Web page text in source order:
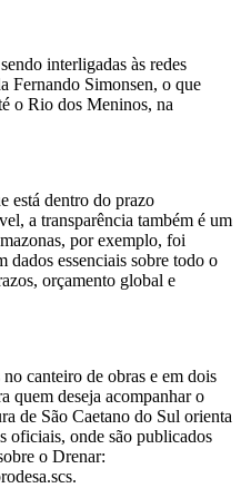
interligadas às redes
Fernando Simonsen, o que
o Rio dos Meninos, na
está dentro do prazo
a transparência também é um
por exemplo, foi
dados essenciais sobre todo o
orçamento global e
canteiro de obras e em dois
quem deseja acompanhar o
de São Caetano do Sul orienta
oficiais, onde são publicados
o Drenar: